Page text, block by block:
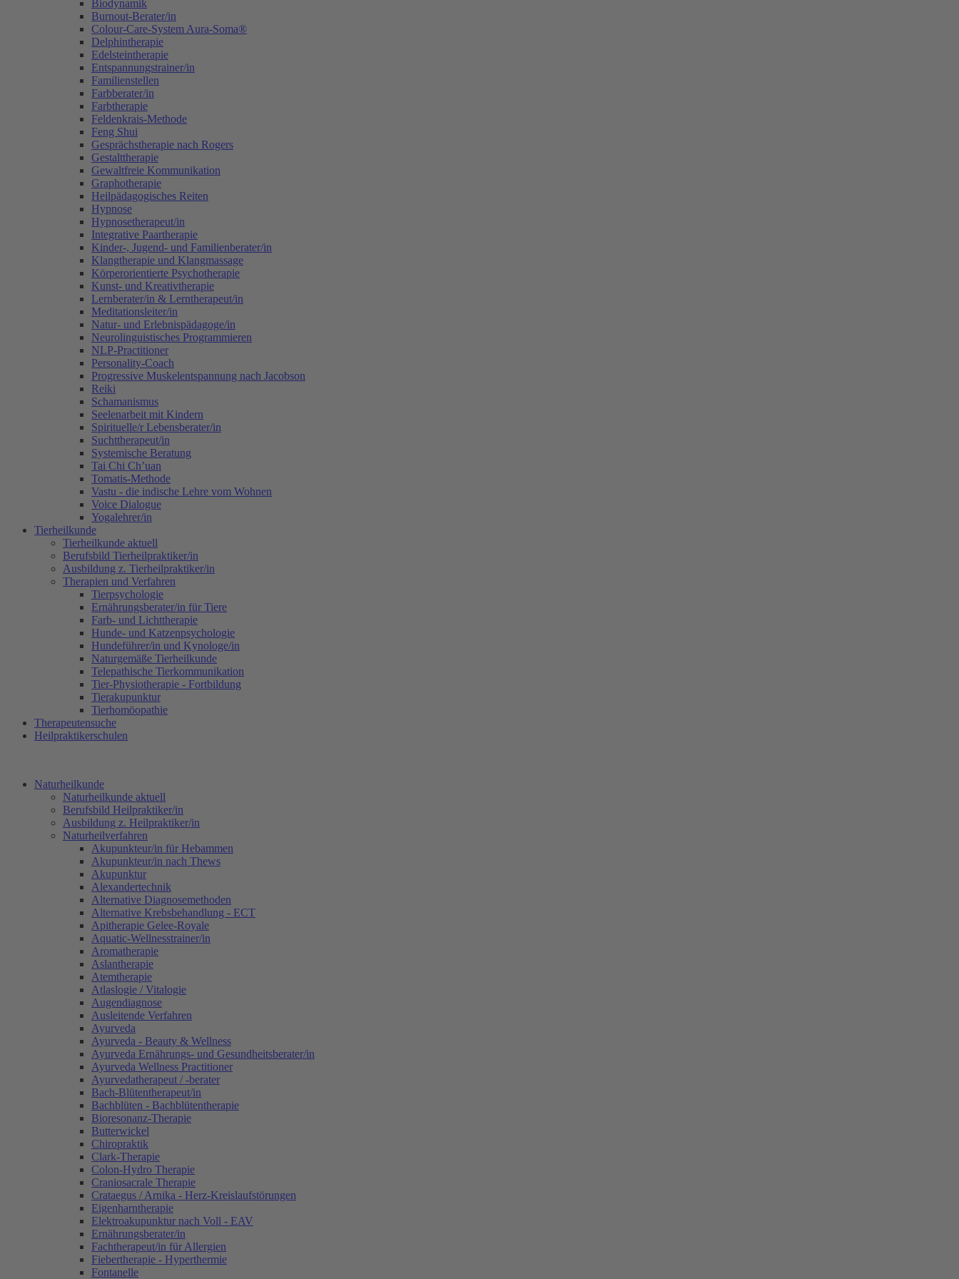
Biodynamik
Burnout-Berater/in
Colour-Care-System Aura-Soma®
Delphintherapie
Edelsteintherapie
Entspannungstrainer/in
Familienstellen
Farbberater/in
Farbtherapie
Feldenkrais-Methode
Feng Shui
Gesprächstherapie nach Rogers
Gestalttherapie
Gewaltfreie Kommunikation
Graphotherapie
Heilpädagogisches Reiten
Hypnose
Hypnosetherapeut/in
Integrative Paartherapie
Kinder-, Jugend- und Familienberater/in
Klangtherapie und Klangmassage
Körperorientierte Psychotherapie
Kunst- und Kreativtherapie
Lernberater/in & Lerntherapeut/in
Meditationsleiter/in
Natur- und Erlebnispädagoge/in
Neurolinguistisches Programmieren
NLP-Practitioner
Personality-Coach
Progressive Muskelentspannung nach Jacobson
Reiki
Schamanismus
Seelenarbeit mit Kindern
Spirituelle/r Lebensberater/in
Suchttherapeut/in
Systemische Beratung
Tai Chi Ch’uan
Tomatis-Methode
Vastu - die indische Lehre vom Wohnen
Voice Dialogue
Yogalehrer/in
Tierheilkunde
Tierheilkunde aktuell
Berufsbild Tierheilpraktiker/in
Ausbildung z. Tierheilpraktiker/in
Therapien und Verfahren
Tierpsychologie
Ernährungsberater/in für Tiere
Farb- und Lichttherapie
Hunde- und Katzenpsychologie
Hundeführer/in und Kynologe/in
Naturgemäße Tierheilkunde
Telepathische Tierkommunikation
Tier-Physiotherapie - Fortbildung
Tierakupunktur
Tierhomöopathie
Therapeutensuche
Heilpraktikerschulen
Naturheilkunde
Naturheilkunde aktuell
Berufsbild Heilpraktiker/in
Ausbildung z. Heilpraktiker/in
Naturheilverfahren
Akupunkteur/in für Hebammen
Akupunkteur/in nach Thews
Akupunktur
Alexandertechnik
Alternative Diagnosemethoden
Alternative Krebsbehandlung - ECT
Apitherapie Gelee-Royale
Aquatic-Wellnesstrainer/in
Aromatherapie
Aslantherapie
Atemtherapie
Atlaslogie / Vitalogie
Augendiagnose
Ausleitende Verfahren
Ayurveda
Ayurveda - Beauty & Wellness
Ayurveda Ernährungs- und Gesundheitsberater/in
Ayurveda Wellness Practitioner
Ayurvedatherapeut / -berater
Bach-Blütentherapeut/in
Bachblüten - Bachblütentherapie
Bioresonanz-Therapie
Butterwickel
Chiropraktik
Clark-Therapie
Colon-Hydro Therapie
Craniosacrale Therapie
Crataegus / Arnika - Herz-Kreislaufstörungen
Eigenharntherapie
Elektroakupunktur nach Voll - EAV
Ernährungsberater/in
Fachtherapeut/in für Allergien
Fiebertherapie - Hyperthermie
Fontanelle